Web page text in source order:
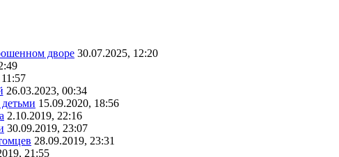
дворе 30.07.2025, 12:20
26.03.2023, 00:34
15.09.2020, 18:56
2.10.2019, 22:16
30.09.2019, 23:07
28.09.2019, 23:31
21:55